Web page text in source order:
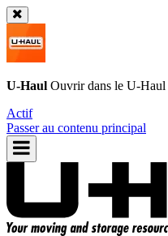
U-Haul Ouvrir dans le U-Haul
Actif
Passer au contenu principal